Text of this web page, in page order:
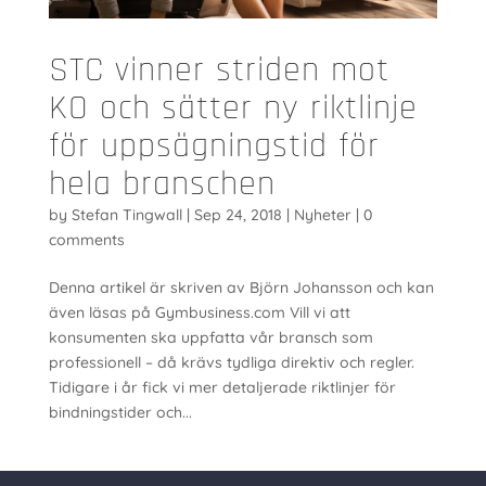
STC vinner striden mot
KO och sätter ny riktlinje
för uppsägningstid för
hela branschen
by Stefan Tingwall| Sep 24, 2018 Nyheter| 0
comments
Denna artikel är skriven av Björn Johansson och kan
även läsas på Gymbusiness.com Vill vi att
konsumenten ska uppfatta vår bransch som
professionell – då krävs tydliga direktiv och regler.
Tidigare i år fick vi mer detaljerade riktlinjer för
bindningstider och...